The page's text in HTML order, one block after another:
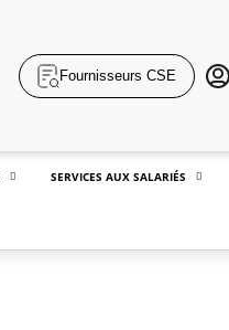
Fournisseurs CSE
SERVICES AUX SALARIÉS